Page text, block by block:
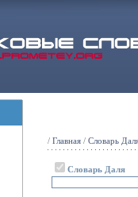
/ Главная / Словарь
Словарь Даля